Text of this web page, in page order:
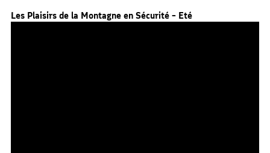
Les Plaisirs de la Montagne en Sécurité – Eté